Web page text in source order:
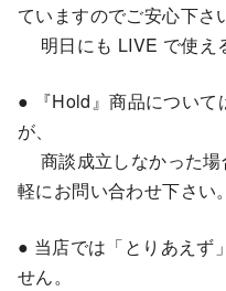
ていますのでご安心下さ
明日にも LIVE で使え
● 『Hold』商品について
が、
商談成立しなかった場
軽にお問い合わせ下さい。
● 当店では「とりあえず
せん。